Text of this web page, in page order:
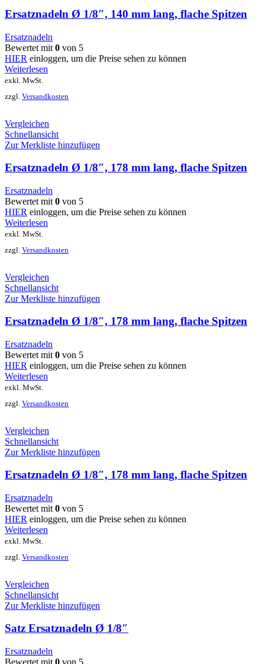
Ersatznadeln Ø 1/8″, 140 mm lang, flache Spitzen
Ersatznadeln
Bewertet mit 0 von 5
HIER einloggen, um die Preise sehen zu können
Weiterlesen
exkl. MwSt.
zzgl. Versandkosten
Vergleichen
Schnellansicht
Zur Merkliste hinzufügen
Ersatznadeln Ø 1/8″, 178 mm lang, flache Spitzen
Ersatznadeln
Bewertet mit 0 von 5
HIER einloggen, um die Preise sehen zu können
Weiterlesen
exkl. MwSt.
zzgl. Versandkosten
Vergleichen
Schnellansicht
Zur Merkliste hinzufügen
Ersatznadeln Ø 1/8″, 178 mm lang, flache Spitzen
Ersatznadeln
Bewertet mit 0 von 5
HIER einloggen, um die Preise sehen zu können
Weiterlesen
exkl. MwSt.
zzgl. Versandkosten
Vergleichen
Schnellansicht
Zur Merkliste hinzufügen
Ersatznadeln Ø 1/8″, 178 mm lang, flache Spitzen
Ersatznadeln
Bewertet mit 0 von 5
HIER einloggen, um die Preise sehen zu können
Weiterlesen
exkl. MwSt.
zzgl. Versandkosten
Vergleichen
Schnellansicht
Zur Merkliste hinzufügen
Satz Ersatznadeln Ø 1/8″
Ersatznadeln